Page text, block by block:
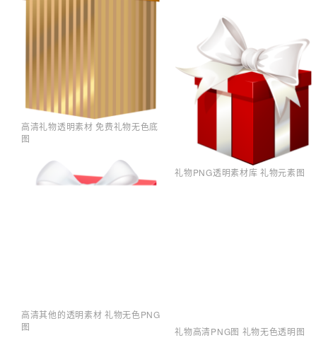
高清礼物透明素材 免费礼物无色底
图
高清其他的透明素材 礼物无色PNG
图
礼物PNG透明素材库 礼物元素图
礼物高清PNG图 礼物无色透明图